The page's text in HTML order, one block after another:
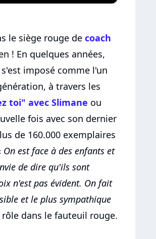
le siège rouge de coach
! En quelques années,
imposé comme l'un
à travers les
toi" avec Slimane ou
fois avec son dernier
de 160.000 exemplaires
On est face à des enfants et
de dire qu'ils sont
n'est pas évident. On fait
et le plus sympathique
dans le fauteuil rouge.